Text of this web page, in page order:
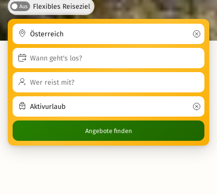
Aus Flexibles Reiseziel
Angebote finden